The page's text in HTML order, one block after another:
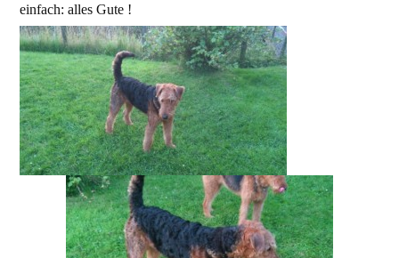
einfach: alles Gute !